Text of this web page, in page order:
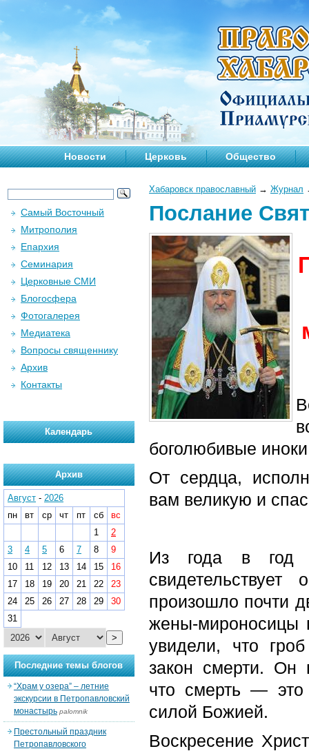
Новости Церковь Общество
Хабаровск православный → Журнал
Послание
боголюбивые
От сердца,
вам великую и
Из года в год
произошло почти
жены-мироносицы
увидели, что
закон смерти. Он
что смерть ― это
силой Божией.
Воскресение
Самый Восточный
Митрополия
Епархия
Семинария
Церковные СМИ
Блогосфера
Фотогалерея
Медиатека
Вопросы священнику
Архив
Контакты
Календарь
Архив
Август - 2026
пн
вт ср чт пт сб
вс
1
2
3
4 5 6 7 8
9
10
11 12 13 14 15
16
17
18 19 20 21 22
23
24
25 26 27 28 29
30
31
>
Последние темы блогов
“Храм у озера” – летние
экскурсии в Петропавловский
монастырь palomnik
Престольный праздник
Петропавловского